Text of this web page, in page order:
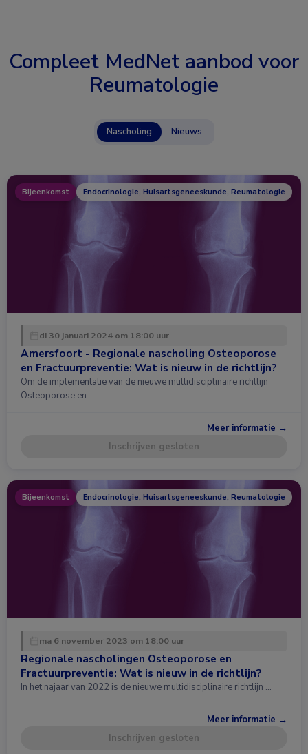
Compleet MedNet aanbod voor
Reumatologie
Nascholing Nieuws
Bijeenkomst Endocrinologie, Huisartsgeneeskunde, Reumatologie
di 30 januari 2024 om 18:00 uur
Amersfoort - Regionale nascholing Osteoporose
en Fractuurpreventie: Wat is nieuw in de richtlijn?
Om de implementatie van de nieuwe multidisciplinaire richtlijn
Osteoporose en …
Meer informatie →
Inschrijven gesloten
Bijeenkomst Endocrinologie, Huisartsgeneeskunde, Reumatologie
ma 6 november 2023 om 18:00 uur
Regionale nascholingen Osteoporose en
Fractuurpreventie: Wat is nieuw in de richtlijn?
In het najaar van 2022 is de nieuwe multidisciplinaire richtlijn …
Meer informatie →
Inschrijven gesloten